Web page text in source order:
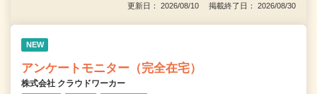
更新日： 2026/08/10 掲載終了日： 2026/08/30
NEW
アンケートモニター（完全在宅）
株式会社 クラウドワーカー